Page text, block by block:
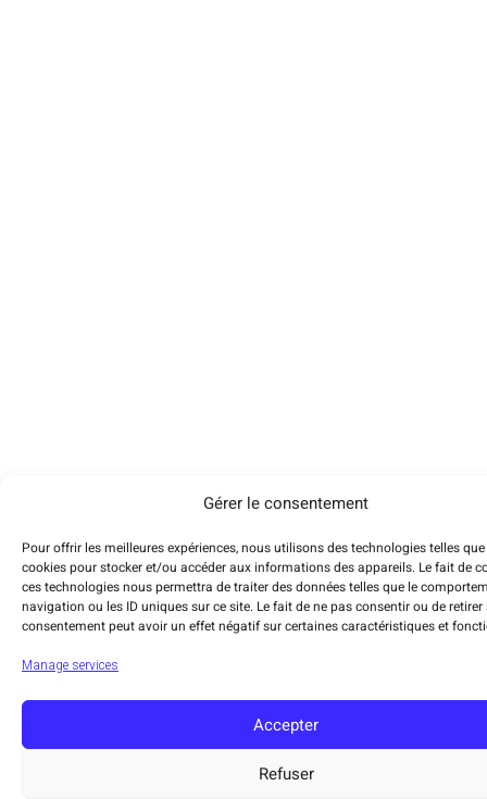
Gérer le consentement
Pour offrir les meilleures expériences, nous utilisons des technologies telles
cookies pour stocker et/ou accéder aux informations des appareils. Le fait de
ces technologies nous permettra de traiter des données telles que le
navigation ou les ID uniques sur ce site. Le fait de ne pas consentir ou de retirer
consentement peut avoir un effet négatif sur certaines caractéristiques et
Manage services
Accepter
Refuser